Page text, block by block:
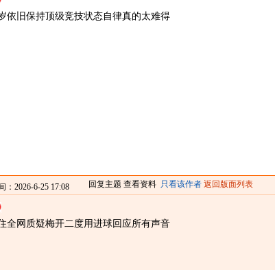
依旧保持顶级竞技状态自律真的太难得
：2026-6-25 17:08 回复主题 查看资料 只看该作者 返回版面列表
全网质疑梅开二度用进球回应所有声音